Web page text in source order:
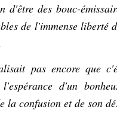
d'être des bouc-
de l'immense
pas encore que
l'espérance d'un
la confusion et de son